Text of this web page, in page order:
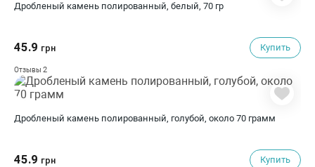
Дробленый камень полированный, белый, 70 гр
45.9 грн Купить
Отзывы 2
Дробленый камень полированный, голубой, около 70 грамм
45.9 грн Купить